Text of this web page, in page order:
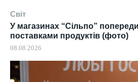
Світ
У магазинах “Сільпо”
поставками продуктів (фото)
08.08.2026